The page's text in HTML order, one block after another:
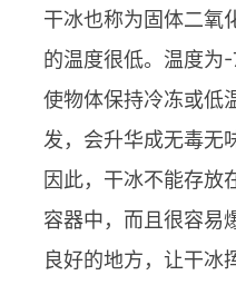
干冰也称为固体二氧
的温度很低。温度为
使物体保持冷冻或低
发，会升华成无毒无
因此，干冰不能存放
容器中，而且很容易
良好的地方，让干冰